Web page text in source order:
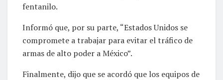
fentanilo.
Informó que, por su parte, “Estados Unidos se
compromete a trabajar para evitar el tráfico de
armas de alto poder a México”.
Finalmente, dijo que se acordó que los equipos de